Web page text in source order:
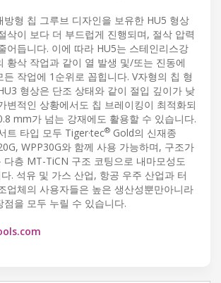
방형 칩 그루브 디자인을 보유한 HU5 형상
삭이 보다 더 부드럽게 진행되며, 절삭 압력
어듭니다. 이에 따라 HU5는 스테인리스강
황삭 작업과 같이 열 발생 및/또는 진동에
든 작업에 1순위로 꼽힙니다. V자형의 칩 형
형상은 단조 상태와 같이 절입 깊이가 낮
변적인 상황에서도 칩 브레이킹이 최적화되
mm가 넘는 강재에도 활용할 수 있습니다.
트 타입 모두 Tiger·tec® Gold의 신재종
WPP30G와 함께 사용 가능하며, 구조가
다층 MT-TiCN 구조 코팅으로 내마모성도
. 석유 및 가스 산업, 항공 우주 산업과 터
업체의 사용자들은 높은 생산성뿐만아니라
점을 모두 누릴 수 있습니다.